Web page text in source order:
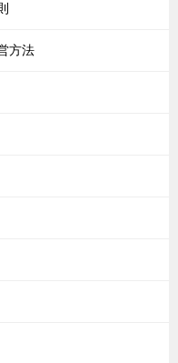
方法